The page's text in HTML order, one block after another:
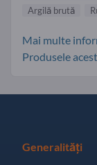
Argilă brută
Mai multe
Produsele
Generalități